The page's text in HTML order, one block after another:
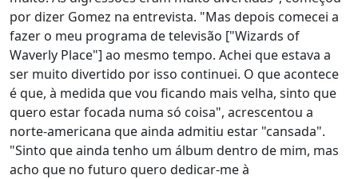
por dizer Gomez na entrevista. "Mas depois comecei a
fazer o meu programa de televisão ["Wizards of
Waverly Place"] ao mesmo tempo. Achei que estava a
ser muito divertido por isso continuei. O que acontece
é que, à medida que vou ficando mais velha, sinto que
quero estar focada numa só coisa", acrescentou a
norte-americana que ainda admitiu estar "cansada".
"Sinto que ainda tenho um álbum dentro de mim, mas
acho que no futuro quero dedicar-me à